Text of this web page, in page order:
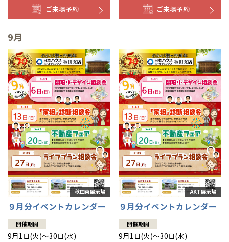
ご来場予約 ご来場予約
9月
９月分イベントカレンダー
開催期間
9月1日(火)～30日(水)
９月分イベントカレンダー
開催期間
9月1日(火)～30日(水)